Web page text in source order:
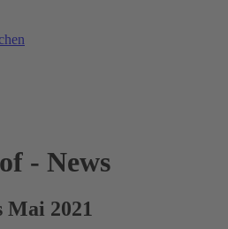
- News
Mai 2021